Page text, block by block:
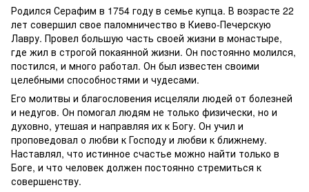
Родился Серафим в 1754 году в семье купца. В возрасте 22
лет совершил свое паломничество в Киево-Печерскую
Лавру. Провел большую часть своей жизни в монастыре,
где жил в строгой покаянной жизни. Он постоянно молился,
постился, и много работал. Он был известен своими
целебными способностями и чудесами.
Его молитвы и благословения исцеляли людей от болезней
и недугов. Он помогал людям не только физически, но и
духовно, утешая и направляя их к Богу. Он учил и
проповедовал о любви к Господу и любви к ближнему.
Наставлял, что истинное счастье можно найти только в
Боге, и что человек должен постоянно стремиться к
совершенству.